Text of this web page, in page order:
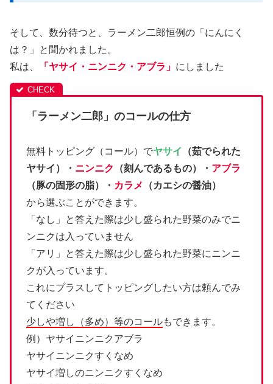
そして、数分待つと、ラーメン二郎恒例の「にんにく
は？」と聞かれました。
私は、
「ヤサイ・ニンニク・アブラ」 にしました
「ラーメン二郎」のコールの仕方
無料トッピング（コール）でヤサイ
（茹でられた
ヤサイ）・ ニンニク （刻んであるもの）・ アブラ
（豚の固形の脂）・ カラメ
（カエシの醤油）
から選ぶことができます。
「なし」と答えた際は少し盛られた野菜のみでニ
ンニクは入っていません
「アリ」と答えた際は少し盛られた野菜にニンニ
クが入っています。
これにプラスしてトッピングしたい方は頼んでみ
てください
少しや増し（多め）等のコールもできます。
例）ヤサイニンニクアブラ
ヤサイニンニクすくなめ
ヤサイ増しのニンニクすくなめ